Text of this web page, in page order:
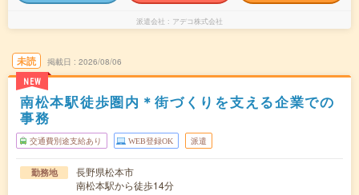
派遣会社 アデコ株式会社
未読
NEW
掲載日 2026/08/06
南松本駅徒歩圏内＊街づくりを支える企業での
事務
交通費別途支給あり WEB登録OK 派遣
勤務地
長野県松本市
南松本駅から徒歩14分